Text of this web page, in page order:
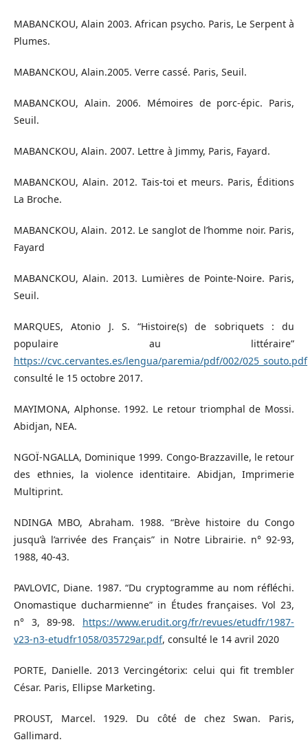
MABANCKOU, Alain 2003. African psycho. Paris, Le Serpent à
Plumes.
MABANCKOU, Alain.2005. Verre cassé. Paris, Seuil.
MABANCKOU, Alain. 2006. Mémoires de porc-épic. Paris,
Seuil.
MABANCKOU, Alain. 2007. Lettre à Jimmy, Paris, Fayard.
MABANCKOU, Alain. 2012. Tais-toi et meurs. Paris, Éditions
La Broche.
MABANCKOU, Alain. 2012. Le sanglot de l’homme noir. Paris,
Fayard
MABANCKOU, Alain. 2013. Lumières de Pointe-Noire. Paris,
Seuil.
MARQUES, Atonio J. S. “Histoire(s) de sobriquets : du
populaire au littéraire”
https://cvc.cervantes.es/lengua/paremia/pdf/002/025_souto.pdf
consulté le 15 octobre 2017.
MAYIMONA, Alphonse. 1992. Le retour triomphal de Mossi.
Abidjan, NEA.
NGOÏ-NGALLA, Dominique 1999. Congo-Brazzaville, le retour
des ethnies, la violence identitaire. Abidjan, Imprimerie
Multiprint.
NDINGA MBO, Abraham. 1988. “Brève histoire du Congo
jusqu’à l’arrivée des Français” in Notre Librairie. n° 92-93,
1988, 40-43.
PAVLOVIC, Diane. 1987. “Du cryptogramme au nom réfléchi.
Onomastique ducharmienne” in Études françaises. Vol 23,
n° 3, 89-98. https://www.erudit.org/fr/revues/etudfr/1987-
v23-n3-etudfr1058/035729ar.pdf, consulté le 14 avril 2020
PORTE, Danielle. 2013 Vercingétorix: celui qui fit trembler
César. Paris, Ellipse Marketing.
PROUST, Marcel. 1929. Du côté de chez Swan. Paris,
Gallimard.